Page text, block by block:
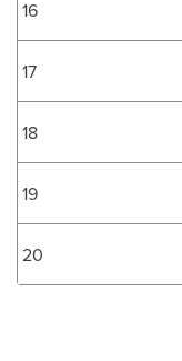
16
17
18
19
20